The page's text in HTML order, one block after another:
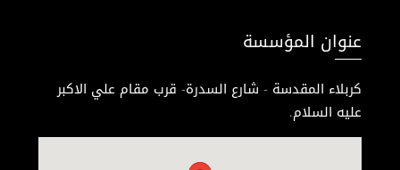
عنوان المؤسسة
كربلاء المقدسة - شارع السدرة- قرب مقام علي الاكبر
عليه السلام.